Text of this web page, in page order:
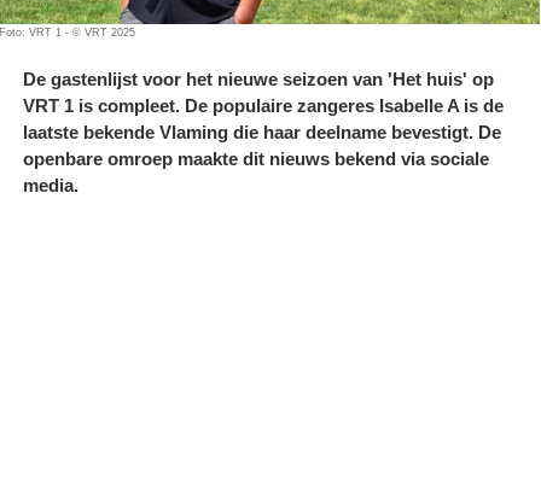
Foto: VRT 1 - © VRT 2025
De gastenlijst voor het nieuwe seizoen van 'Het huis' op
VRT 1 is compleet. De populaire zangeres Isabelle A is de
laatste bekende Vlaming die haar deelname bevestigt. De
openbare omroep maakte dit nieuws bekend via sociale
media.